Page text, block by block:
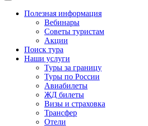
Полезная информация
Вебинары
Советы туристам
Акции
Поиск тура
Наши услуги
Туры за границу
Туры по России
Авиабилеты
ЖД билеты
Визы и страховка
Трансфер
Отели